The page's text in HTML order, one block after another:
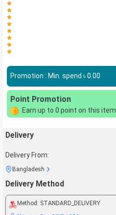
Promotion : Min. spend ৳0.00
Point Promotion
Earn up to 0 point on this item
Delivery
Delivery From:
Bangladesh
Delivery Method
Method: STANDARD_DELIVERY